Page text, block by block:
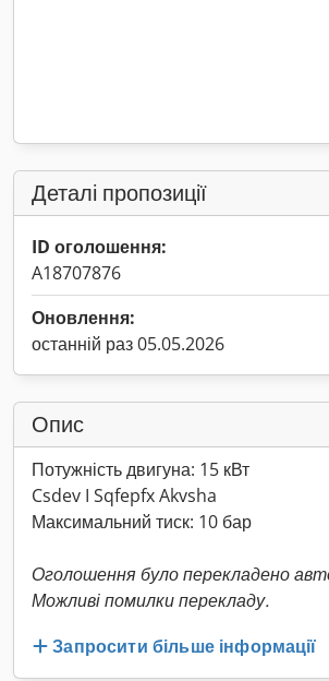
Деталі пропозиції
ID оголошення:
A18707876
Оновлення:
останній раз 05.05.2026
Опис
Потужність двигуна: 15 кВт
Csdev I Sqfepfx Akvsha
Максимальний тиск: 10 бар
Оголошення було перекладено
Можливі помилки перекладу.
Запросити більше інформації